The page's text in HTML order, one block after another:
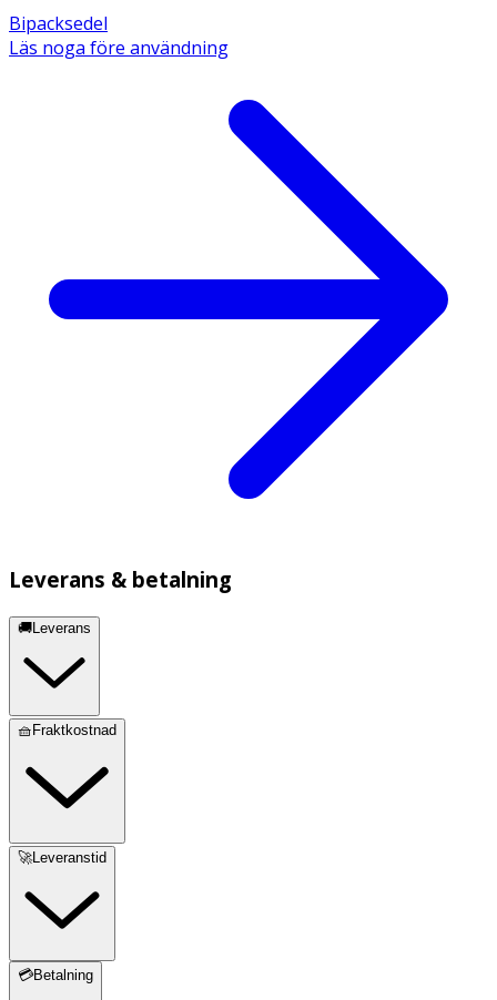
Bipacksedel
Läs noga före användning
Leverans & betalning
🚚Leverans
🧺Fraktkostnad
🚀Leveranstid
💳Betalning